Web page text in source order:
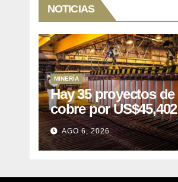
NOTICIAS
MINERÍA
Hay 35 proyectos de
cobre por US$45,402
millones que Perú
puede aprovechar
AGO 6, 2026